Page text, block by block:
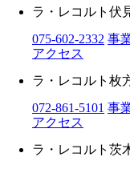
ラ・レコルト伏
075-602-2332 事
アクセス
ラ・レコルト枚
072-861-5101 事
アクセス
ラ・レコルト茨